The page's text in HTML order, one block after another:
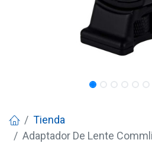
Tienda
Adaptador De Lente